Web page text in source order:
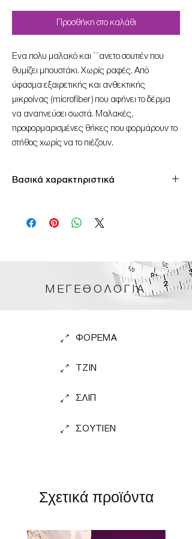
Προσθήκη στο καλάθι
Ένα πολυ μαλακό και ΄΄ανετο σουτιέν που
θυμίζει μπουστάκι. Χωρίς ραφές. Από
ύφασμα εξαιρετικής και ανθεκτικής
μικροίνας (microfiber) που αφήνει το δέρμα
να αναπνεύσει σωστά. Μαλακές,
προφορμαρισμένες θήκες που φορμάρουν το
στήθος χωρίς να το πιέζουν.
Βασικά χαρακτηριστικά
μαλακή υφή
ΜΕΓΕΘΟΛΟΓΙΑ
ΦΟΡΕΜΑ
TZIN
ΣΛΙΠ
ΣΟΥΤΙΕΝ
Σχετικά προϊόντα